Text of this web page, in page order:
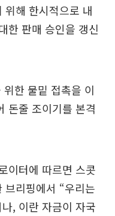
위해 한시적으로 내
한 판매 승인을 갱신
한 물밑 접촉을 이
돈줄 조이기를 본격
이터에 따르면 스콧
브리핑에서 “우리는
, 이란 자금이 자국